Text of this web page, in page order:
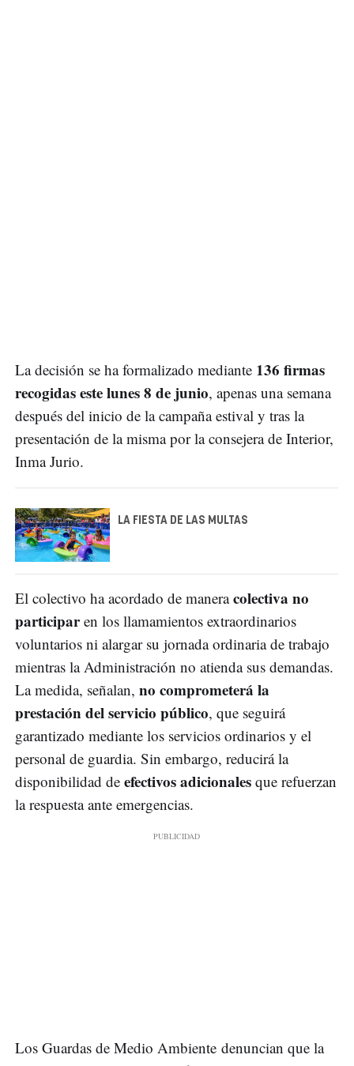
La decisión se ha formalizado mediante 136 firmas
recogidas este lunes 8 de junio, apenas una semana
después del inicio de la campaña estival y tras la
presentación de la misma por la consejera de Interior,
Inma Jurio.
LA FIESTA DE LAS MULTAS
El colectivo ha acordado de maneracolectiva no
participaren los llamamientos extraordinarios
voluntarios ni alargar su jornada ordinaria de trabajo
mientras la Administración no atienda sus demandas.
La medida, señalan, no comprometerá la
prestación del servicio público, que seguirá
garantizado mediante los servicios ordinarios y el
personal de guardia. Sin embargo, reducirá la
disponibilidad de efectivos adicionales que refuerzan
la respuesta ante emergencias.
Los Guardas de Medio Ambiente denuncian que la